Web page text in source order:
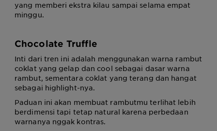
yang memberi ekstra kilau sampai selama empat
minggu.
Chocolate Truffle
Inti dari tren ini adalah menggunakan warna rambut
coklat yang gelap dan cool sebagai dasar warna
rambut, sementara coklat yang terang dan hangat
sebagai highlight-nya.
Paduan ini akan membuat rambutmu terlihat lebih
berdimensi tapi tetap natural karena perbedaan
warnanya nggak kontras.